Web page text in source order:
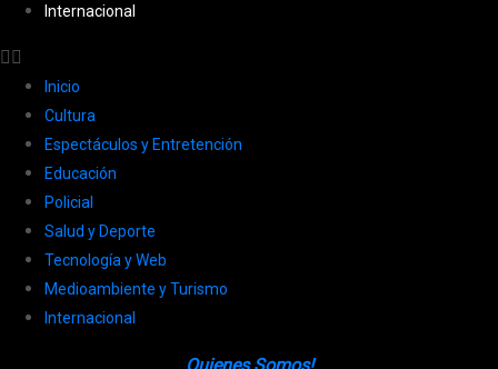
Internacional
Inicio
Cultura
Espectáculos y Entretención
Educación
Policial
Salud y Deporte
Tecnología y Web
Medioambiente y Turismo
Internacional